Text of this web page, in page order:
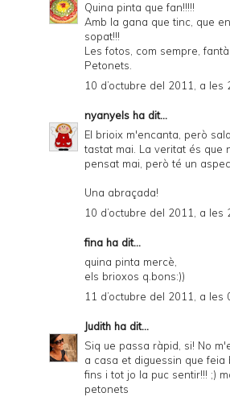
Quina pinta que fan!!!!!
Amb la gana que tinc, que
sopat!!!
Les fotos, com sempre,
Petonets.
10 d’octubre del 2011, a les
nyanyels ha dit...
El brioix m'encanta, però
tastat mai. La veritat és que
pensat mai, però té un
Una abraçada!
10 d’octubre del 2011, a les
fina ha dit...
quina pinta mercè,
els brioxos q.bons:))
11 d’octubre del 2011, a les
Judith ha dit...
Siq ue passa ràpid, si! No
a casa et diguessin que feia
fins i tot jo la puc sentir!!! ;)
petonets